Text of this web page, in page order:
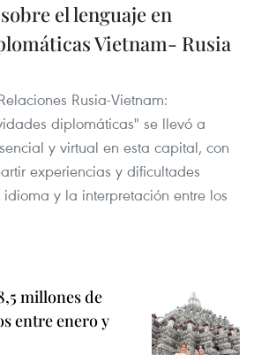
el lenguaje en
Vietnam- Rusia
Rusia-Vietnam:
diplomáticas" se llevó a
y virtual en esta capital, con
experiencias y dificultades
y la interpretación entre los
millones de
entre enero y